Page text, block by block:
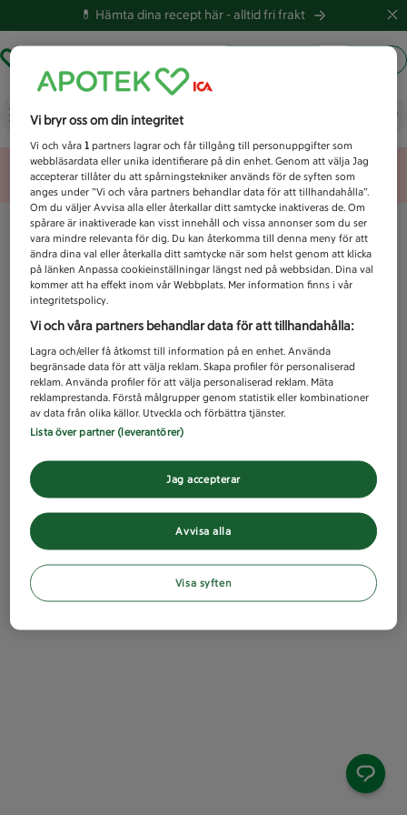
💊 Hämta dina recept här -alltid fri frakt
Vad letar du efter idag?
Unknown error
Vi bryr oss om din integritet
Vi och våra1 partners lagrar och får tillgång till personuppgifter som
webbläsardata eller unika identifierare på din enhet. Genom att välja Jag
accepterar tillåter du att spårningstekniker används för de syften som
anges under ”Vi och våra partners behandlar data för att tillhandahålla”.
Om du väljer Avvisa alla eller återkallar ditt samtycke inaktiveras de. Om
spårare är inaktiverade kan visst innehåll och vissa annonser som du ser
vara mindre relevanta för dig. Du kan återkomma till denna meny för att
ändra dina val eller återkalla ditt samtycke när som helst genom att klicka
på länken Anpassa cookieinställningar längst ned på webbsidan. Dina val
kommer att ha effekt inom vår Webbplats. Mer information finns i vår
integritetspolicy.
Vi och våra partners behandlar data för att tillhandahålla:
Lagra och/eller få åtkomst till information på en enhet. Använda
begränsade data för att välja reklam. Skapa profiler för personaliserad
reklam. Använda profiler för att välja personaliserad reklam. Mäta
reklamprestanda. Förstå målgrupper genom statistik eller kombinationer
av data från olika källor. Utveckla och förbättra tjänster.
Lista över partner (leverantörer)
Avvisa alla
Jag accepterar
Visa syften